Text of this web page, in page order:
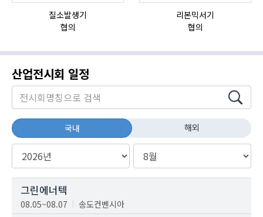
질소발생기
협의
리본믹서기
협의
산업전시회 일정
국내 해외
그린에너텍
08.05~08.07 송도컨벤시아